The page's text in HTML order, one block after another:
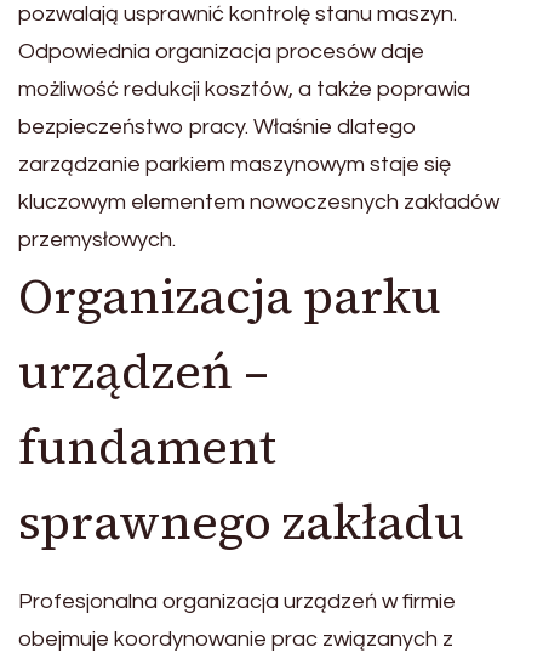
pozwalają usprawnić kontrolę stanu maszyn.
Odpowiednia organizacja procesów daje
możliwość redukcji kosztów, a także poprawia
bezpieczeństwo pracy. Właśnie dlatego
zarządzanie parkiem maszynowym staje się
kluczowym elementem nowoczesnych zakładów
przemysłowych.
Organizacja parku
urządzeń –
fundament
sprawnego zakładu
Profesjonalna organizacja urządzeń w firmie
obejmuje koordynowanie prac związanych z